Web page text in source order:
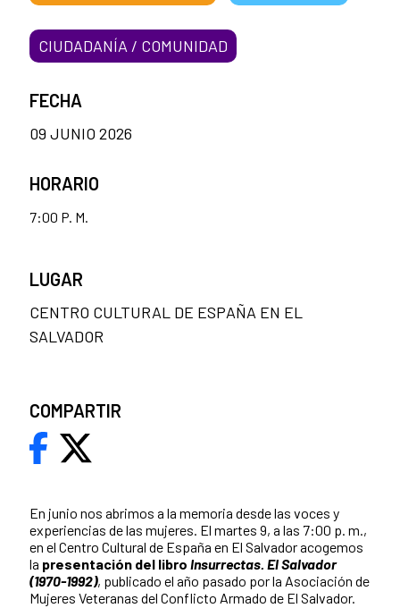
En junio nos abrimos a la memoria desde las voces y
experiencias de las mujeres. El martes 9, a las 7:00 p. m.,
en el Centro Cultural de España en El Salvador acogemos
la presentación del libro Insurrectas. El Salvador
(1970-1992), publicado el año pasado por la Asociación de
Mujeres Veteranas del Conflicto Armado de El Salvador.
CIUDADANÍA / COMUNIDAD
FECHA
09 JUNIO 2026
HORARIO
7:00 P. M.
LUGAR
CENTRO CULTURAL DE ESPAÑA EN EL
SALVADOR
COMPARTIR